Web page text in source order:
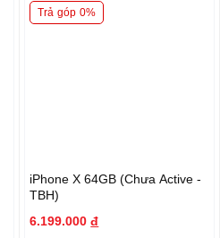
Trả góp 0%
iPhone X 64GB (Chưa Active -
TBH)
6.199.000 đ